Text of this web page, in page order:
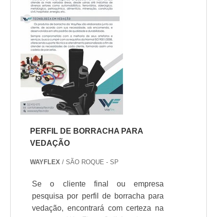
o fluxo de fumo mais concentrado,
mas exige que o esforço ...
PERFIL DE BORRACHA PARA
VEDAÇÃO
WAYFLEX/ SÃO ROQUE - SP
Se o cliente final ou empresa
pesquisa por perfil de borracha para
vedação, encontrará com certeza na